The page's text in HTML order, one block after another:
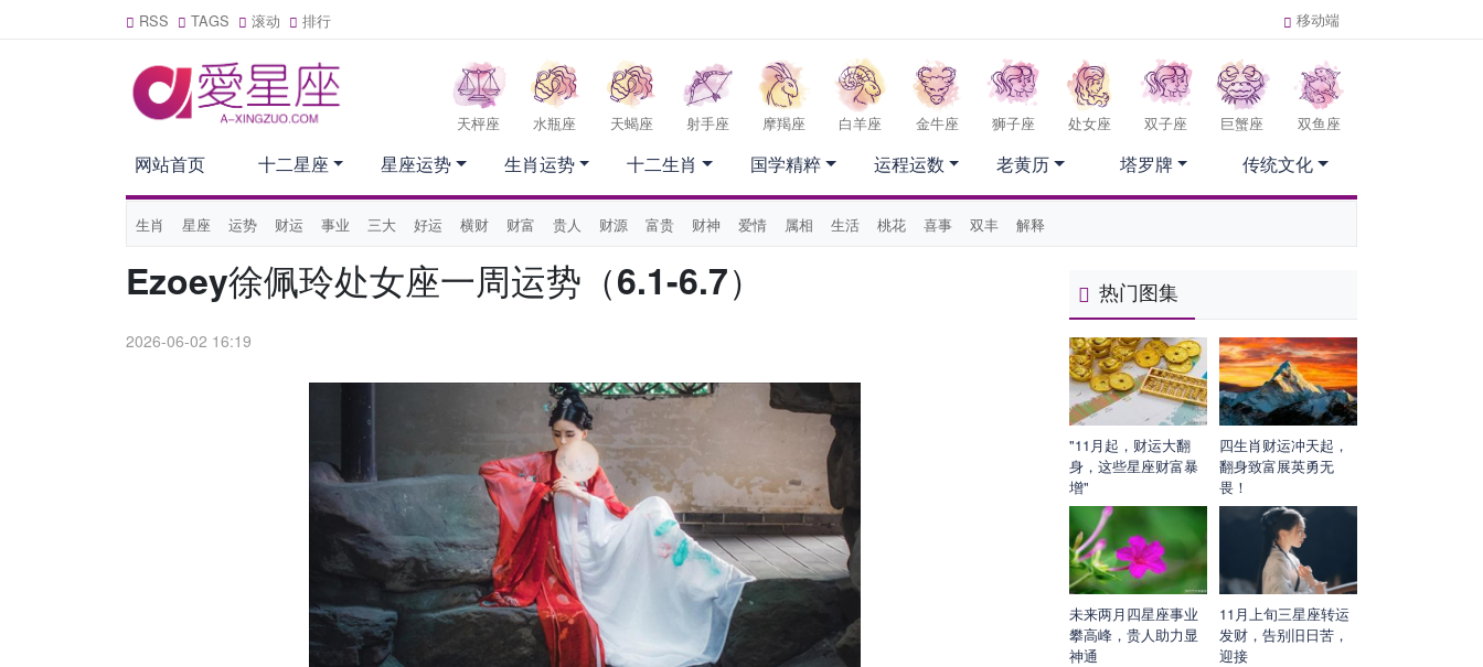
RSS TAGS 滚动 排行 移动端
天枰座 水瓶座 天蝎座 射手座 摩羯座 白羊座 金牛座 狮子座 处女座 双子座 巨蟹座 双鱼座
网站首页
生肖 星座 运势 财运 事业 三大 好运 横财 财富 贵人 财源 富贵 财神 爱情 属相 生活 桃花 喜事 双丰 解释
十二星座 星座运势 生肖运势 十二生肖 国学精粹 运程运数 老黄历 塔罗牌 传统文化
Ezoey徐佩玲处女座一周运势（6.1-6.7）
2026-06-02 16:19
热门图集
"11月起，财运大翻
身，这些星座财富暴
增"
四生肖财运冲天起，
翻身致富展英勇无
畏！
未来两月四星座事业
攀高峰，贵人助力显
神通
11月上旬三星座转运
发财，告别旧日苦，
迎接